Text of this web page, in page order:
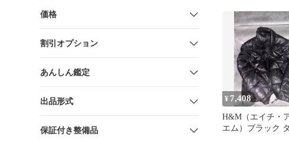
価格
割引オプション
あんしん鑑定
出品形式
保証付き整備品
MARTENS
¥ 7,408
H&M（エイチ・
エム）ブラック